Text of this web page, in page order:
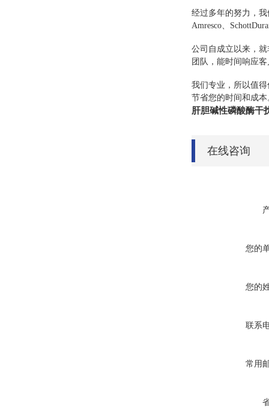
经过多年的努力，我
Amresco、
公司自成立以来，
团队，能时间响应
我们专业，所以值
节省您的时间和成本
肝胆碱性磷酸酶干
在线咨询
您的
您的
联系
常用